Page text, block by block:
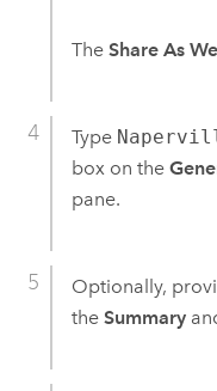
The Share As
Type
box on the
pane.
Optionally,
the Summary